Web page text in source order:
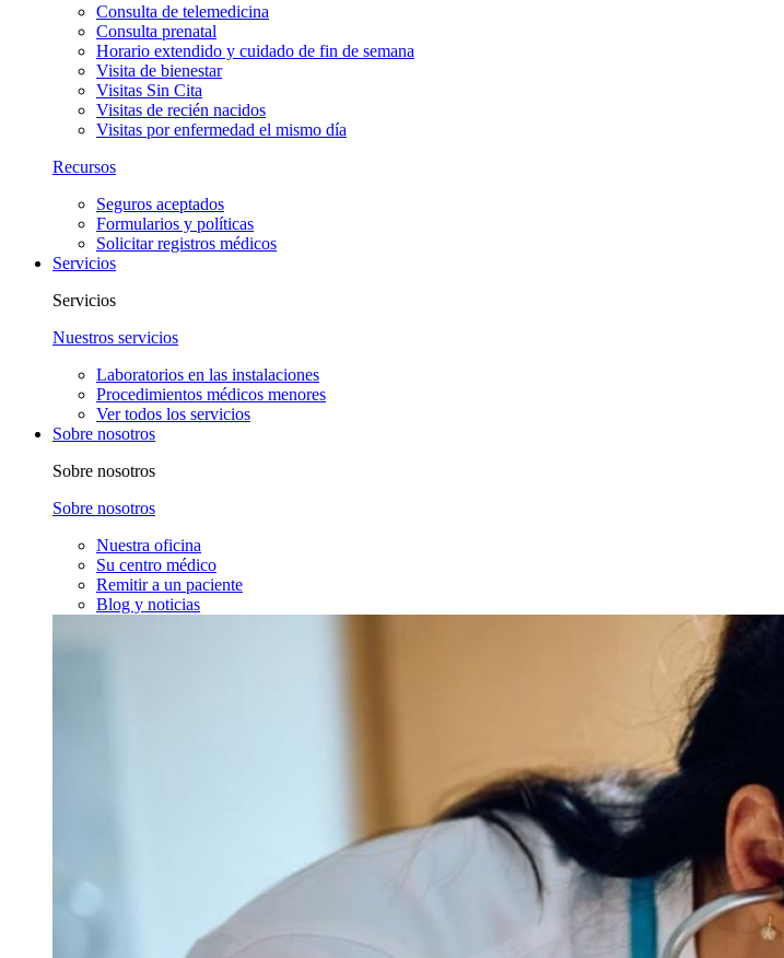
Consulta de telemedicina
Consulta prenatal
Horario extendido y cuidado de fin de semana
Visita de bienestar
Visitas Sin Cita
Visitas de recién nacidos
Visitas por enfermedad el mismo día
Recursos
Seguros aceptados
Formularios y políticas
Solicitar registros médicos
Servicios
Servicios
Nuestros servicios
Laboratorios en las instalaciones
Procedimientos médicos menores
Ver todos los servicios
Sobre nosotros
Sobre nosotros
Sobre nosotros
Nuestra oficina
Su centro médico
Remitir a un paciente
Blog y noticias